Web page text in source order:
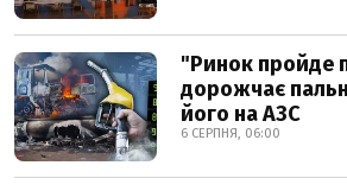
"Ринок пройде
дорожчає
його на АЗС
6 СЕРПНЯ, 06:00